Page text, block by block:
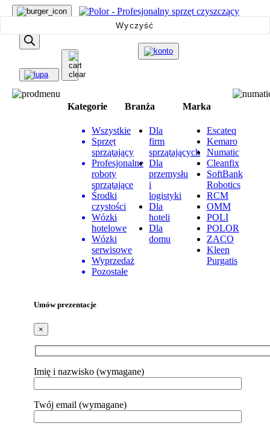
produktów
Kategorie
Wszystkie
Sprzęt
sprzątający
Profesjonalne
roboty
sprzątające
Środki
czystości
Wózki
hotelowe
Wózki
serwisowe
Wyprzedaż
Pozostałe
Branża
Dla
firm
sprzątających
Dla
przemysłu
i
logistyki
Dla
hoteli
Dla
domu
Marka
Escateq
Kemaro
Numatic
Cleanfix
SoftBank
Robotics
RCM
OMM
POLI
POLOR
ZACO
Kleen
Purgatis
Wyczyść
Umów prezentacje
×
Imię i nazwisko (wymagane)
Twój email (wymagane)